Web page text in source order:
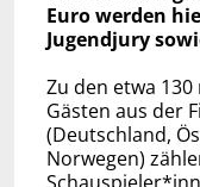
Euro werden
Jugendjury
Zu den etwa
Gästen aus der
(Deutschland,
Norwegen)